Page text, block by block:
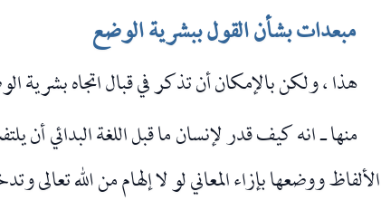
مبعدات بشأن القول ببشرية الوضع
هذا ، ولكن بالإمكان أن تذكر في قبال اتجاه
منها ـ انه كيف قدر لإنسان ما قبل اللغة البدائي أن
الألفاظ ووضعها بإزاء المعاني لو لا إلهام من الله تعالى